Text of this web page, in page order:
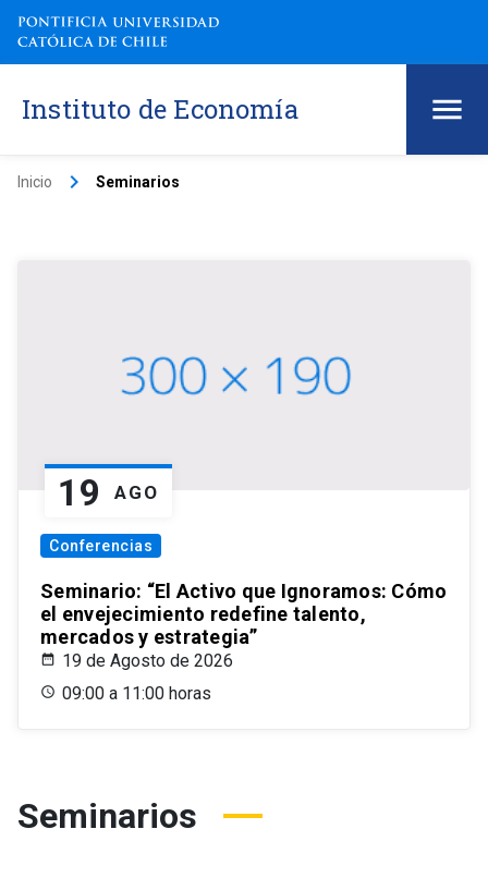
Instituto de Economía
Inicio keyboard_arrow_right Seminarios
19 AGO
Conferencias
Seminario: “El Activo que Ignoramos: Cómo
el envejecimiento redefine talento,
mercados y estrategia”
19 de Agosto de 2026
09:00 a 11:00 horas
Seminarios